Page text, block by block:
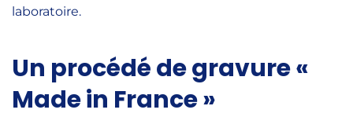
laboratoire.
Un procédé de gravure «
Made in France »